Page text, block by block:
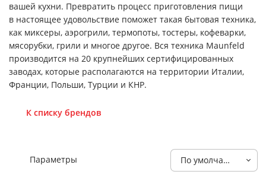
вашей кухни. Превратить процесс приготовления пищи
в настоящее удовольствие поможет такая бытовая техника,
как миксеры, аэрогрили, термопоты, тостеры, кофеварки,
мясорубки, грили и многое другое. Вся техника Maunfeld
производится на 20 крупнейших сертифицированных
заводах, которые располагаются на территории Италии,
Франции, Польши, Турции и КНР.
К списку брендов
Параметры По умолчанию